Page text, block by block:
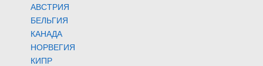
АВСТРИЯ
БЕЛЬГИЯ
КАНАДА
НОРВЕГИЯ
КИПР